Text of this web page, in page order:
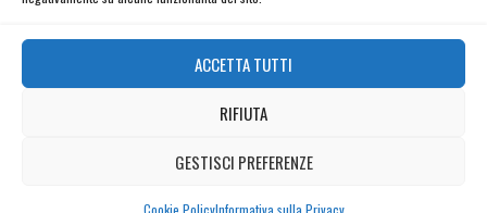
ACCETTA TUTTI
RIFIUTA
GESTISCI PREFERENZE
Cookie PolicyInformativa sulla Privacy
Facebook
Instagram
Twitter / X